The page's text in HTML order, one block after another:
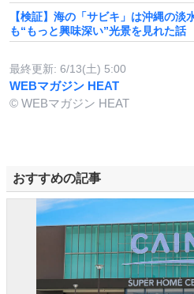
【検証】海の「サビキ」は沖縄の
も“もっと興味深い”光景を見れた話
最終更新: 6/13(土) 5:00
WEBマガジン HEAT
© WEBマガジン HEAT
おすすめの記事